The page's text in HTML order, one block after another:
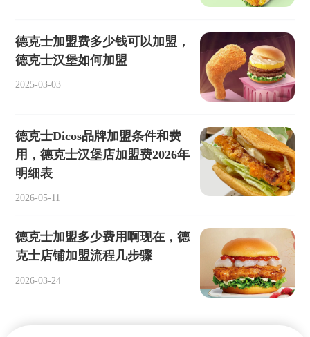
德克士加盟费多少钱可以加盟，
德克士汉堡如何加盟
2025-03-03
德克士Dicos品牌加盟条件和费
用，德克士汉堡店加盟费2026年
明细表
2026-05-11
德克士加盟多少费用啊现在，德
克士店铺加盟流程几步骤
2026-03-24